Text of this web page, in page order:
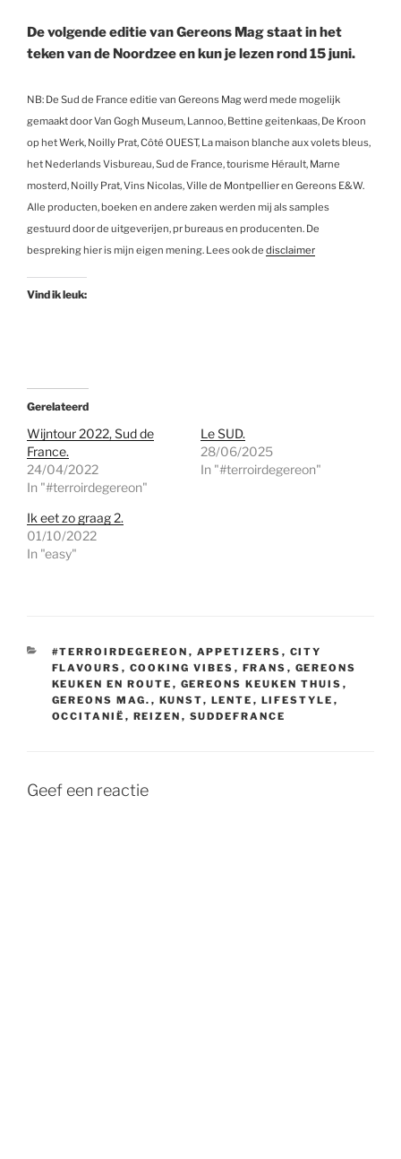
De volgende editie van Gereons Mag staat in het
teken van de Noordzee en kun je lezen rond 15 juni.
NB: De Sud de France editie van Gereons Mag werd mede mogelijk
gemaakt door Van Gogh Museum, Lannoo, Bettine geitenkaas, De Kroon
op het Werk, Noilly Prat, Côté OUEST, La maison blanche aux volets bleus,
het Nederlands Visbureau, Sud de France, tourisme Hérault, Marne
mosterd, Noilly Prat, Vins Nicolas, Ville de Montpellier en Gereons E&W.
Alle producten, boeken en andere zaken werden mij als samples
gestuurd door de uitgeverijen, pr bureaus en producenten. De
bespreking hier is mijn eigen mening. Lees ook de disclaimer
Vind ik leuk:
Gerelateerd
Wijntour 2022, Sud de
France.
24/04/2022
In "#terroirdegereon"
Le SUD.
28/06/2025
In "#terroirdegereon"
Ik eet zo graag 2.
01/10/2022
In "easy"
CATEGORIEËN
#TERROIRDEGEREON , APPETIZERS , CITY
FLAVOURS , COOKING VIBES , FRANS , GEREONS
KEUKEN EN ROUTE , GEREONS KEUKEN THUIS ,
GEREONS MAG. , KUNST, LENTE , LIFESTYLE ,
OCCITANIË , REIZEN , SUDDEFRANCE
Geef een reactie